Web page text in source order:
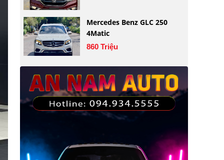
Mercedes Benz GLC 250
4Matic
860 Triệu